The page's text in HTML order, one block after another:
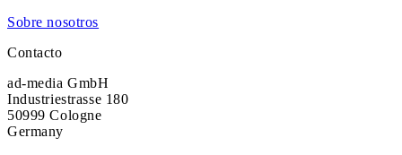
Sobre nosotros
Contacto
ad-media GmbH
Industriestrasse 180
50999 Cologne
Germany